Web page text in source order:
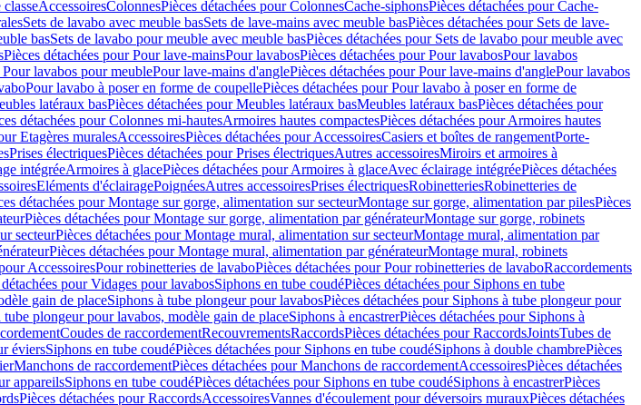
AccessoiresColonnesPièces détachées pour ColonnesCache-siphonsPièces détachées pour Cache-
Sets de lavabo avec meuble basSets de lave-mains avec meuble basPièces détachées pour Sets de lave-
basSets de lavabo pour meuble avec meuble basPièces détachées pour Sets de lavabo pour meuble avec
Pièces détachées pour Pour lave-mainsPour lavabosPièces détachées pour Pour lavabosPour lavabos
lavabos pour meublePour lave-mains d'anglePièces détachées pour Pour lave-mains d'anglePour lavabos
Pour lavabo à poser en forme de coupellePièces détachées pour Pour lavabo à poser en forme de
latéraux basPièces détachées pour Meubles latéraux basMeubles latéraux basPièces détachées pour
détachées pour Colonnes mi-hautesArmoires hautes compactesPièces détachées pour Armoires hautes
Etagères muralesAccessoiresPièces détachées pour AccessoiresCasiers et boîtes de rangementPorte-
Prises électriquesPièces détachées pour Prises électriquesAutres accessoiresMiroirs et armoires à
intégréeArmoires à glacePièces détachées pour Armoires à glaceAvec éclairage intégréePièces détachées
Eléments d'éclairagePoignéesAutres accessoiresPrises électriquesRobinetteriesRobinetteries de
détachées pour Montage sur gorge, alimentation sur secteurMontage sur gorge, alimentation par pilesPièces
Pièces détachées pour Montage sur gorge, alimentation par générateurMontage sur gorge, robinets
secteurPièces détachées pour Montage mural, alimentation sur secteurMontage mural, alimentation par
Pièces détachées pour Montage mural, alimentation par générateurMontage mural, robinets
AccessoiresPour robinetteries de lavaboPièces détachées pour Pour robinetteries de lavaboRaccordements
pour Vidages pour lavabosSiphons en tube coudéPièces détachées pour Siphons en tube
gain de placeSiphons à tube plongeur pour lavabosPièces détachées pour Siphons à tube plongeur pour
tube plongeur pour lavabos, modèle gain de placeSiphons à encastrerPièces détachées pour Siphons à
Coudes de raccordementRecouvrementsRaccordsPièces détachées pour RaccordsJointsTubes de
éviersSiphons en tube coudéPièces détachées pour Siphons en tube coudéSiphons à double chambrePièces
Manchons de raccordementPièces détachées pour Manchons de raccordementAccessoiresPièces détachées
appareilsSiphons en tube coudéPièces détachées pour Siphons en tube coudéSiphons à encastrerPièces
Pièces détachées pour RaccordsAccessoiresVannes d'écoulement pour déversoirs murauxPièces détachées